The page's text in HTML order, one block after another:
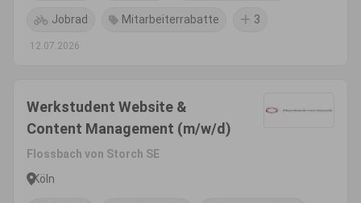
Jobrad Mitarbeiterrabatte 3
12.07.2026
Werkstudent Website &
Content Management (m/w/d)
Flossbach von Storch SE
Köln